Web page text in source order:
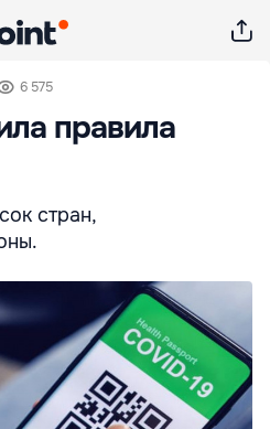
6 575
правила
стран,